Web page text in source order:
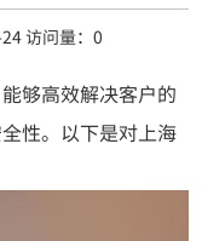
访问量： 0
够高效解决客户的
性。以下是对上海